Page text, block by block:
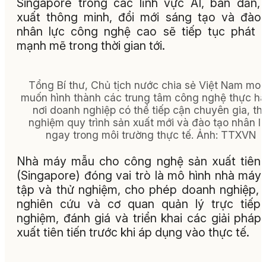
Singapore trong các lĩnh vực AI, bán dẫn,
xuất thông minh, đổi mới sáng tạo và đào
nhân lực công nghệ cao sẽ tiếp tục phát
mạnh mẽ trong thời gian tới.
Tổng Bí thư, Chủ tịch nước chia sẻ Việt Nam
muốn hình thành các trung tâm công nghệ thực
nơi doanh nghiệp có thể tiếp cận chuyên gia,
nghiệm quy trình sản xuất mới và đào tạo nhân
ngay trong môi trường thực tế. Ảnh: TTXVN
Nhà máy mẫu cho công nghệ sản xuất tiên
(Singapore) đóng vai trò là mô hình nhà máy
tập và thử nghiệm, cho phép doanh nghiệp,
nghiên cứu và cơ quan quản lý trực tiếp
nghiệm, đánh giá và triển khai các giải pháp
xuất tiên tiến trước khi áp dụng vào thực tế.